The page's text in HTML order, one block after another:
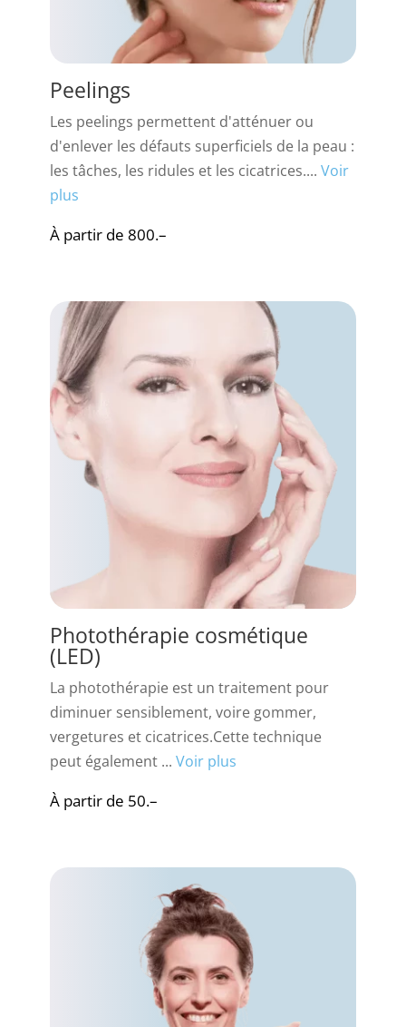
Peelings
Les peelings permettent d'atténuer ou
d'enlever les défauts superficiels de la peau :
les tâches, les ridules et les cicatrices.... Voir
plus
À partir de 800.–
Photothérapie cosmétique
(LED)
La photothérapie est un traitement pour
diminuer sensiblement, voire gommer,
vergetures et cicatrices.Cette technique
peut également ... Voir plus
À partir de 50.–